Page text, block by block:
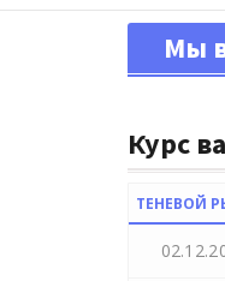
Мы
Курс
ТЕНЕВОЙ